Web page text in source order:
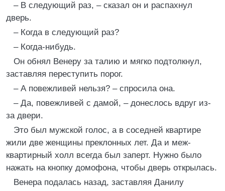
– В следующий раз, – сказал он и распахнул
дверь.
– Когда в следующий раз?
– Когда-нибудь.
Он обнял Венеру за талию и мягко подтолкнул,
заставляя переступить порог.
– А повежливей нельзя? – спросила она.
– Да, повежливей с дамой, – донеслось вдруг из-
за двери.
Это был мужской голос, а в соседней квартире
жили две женщины преклонных лет. Да и меж-
квартирный холл всегда был заперт. Нужно было
нажать на кнопку домофона, чтобы дверь открылась.
Венера подалась назад, заставляя Данилу